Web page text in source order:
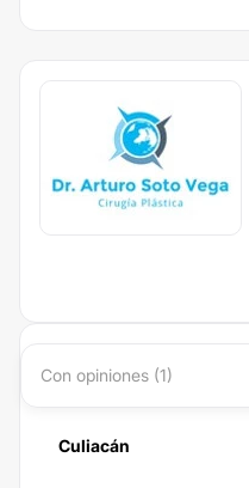
Con opiniones (1)
Culiacán